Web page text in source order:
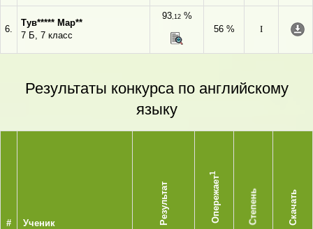
6.
Тув***** Мар**
7 Б, 7 класс
93,12%
56 %
I
Результаты конкурса по английскому
языку
# Ученик Результат Опережает
1
Степень Скачать